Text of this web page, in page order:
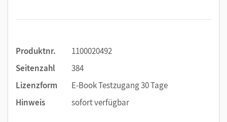
Produktnr.
1100020492
Seitenzahl
384
Lizenzform
E-Book Testzugang 30 Tage
Hinweis
sofort verfügbar